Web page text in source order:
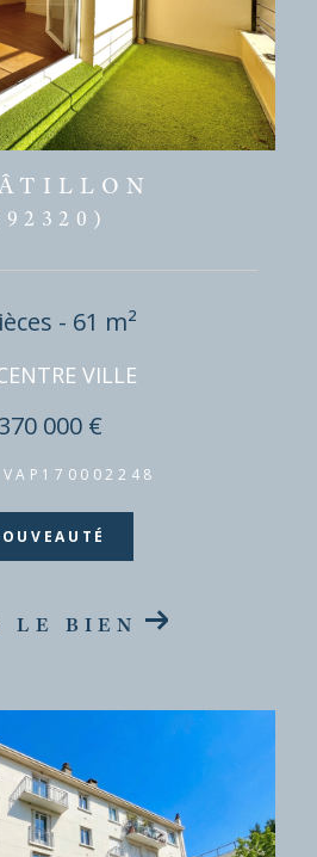
- 61 m²
VILLE
370 000 €
VAP170002248
LE BIEN